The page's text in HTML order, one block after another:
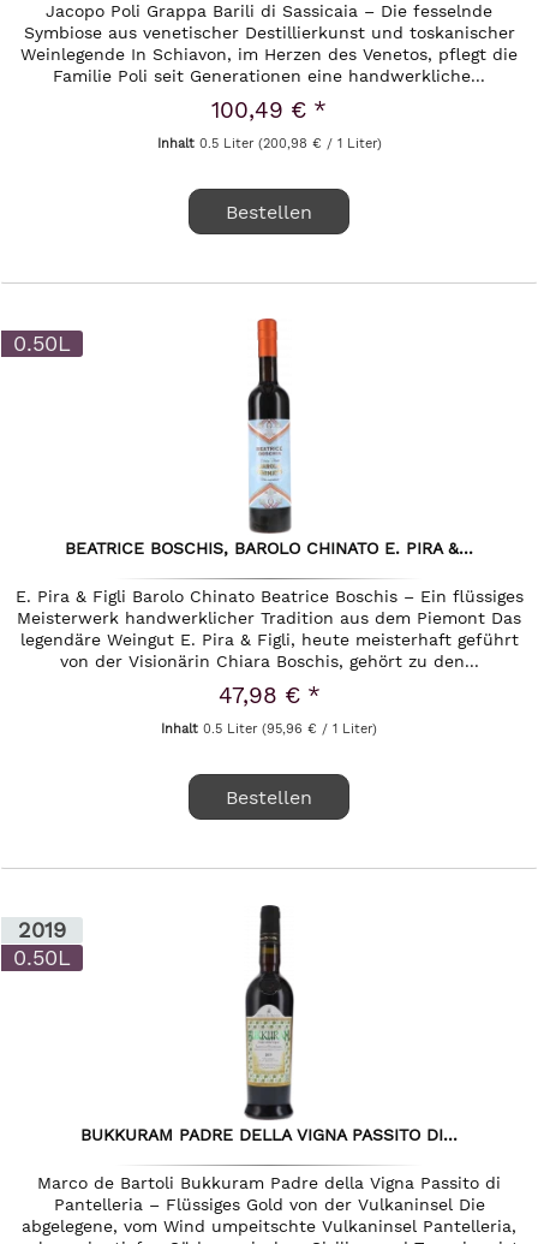
Jacopo Poli Grappa Barili di Sassicaia – Die fesselnde
Symbiose aus venetischer Destillierkunst und toskanischer
Weinlegende In Schiavon, im Herzen des Venetos, pflegt die
Familie Poli seit Generationen eine handwerkliche...
100,49 € *
Inhalt 0.5 Liter (200,98 € / 1 Liter)
Bestellen
0.50L
BEATRICE BOSCHIS, BAROLO CHINATO E. PIRA &...
E. Pira & Figli Barolo Chinato Beatrice Boschis – Ein flüssiges
Meisterwerk handwerklicher Tradition aus dem Piemont Das
legendäre Weingut E. Pira & Figli, heute meisterhaft geführt
von der Visionärin Chiara Boschis, gehört zu den...
47,98 € *
Inhalt0.5 Liter(95,96 € / 1 Liter)
Bestellen
2019
0.50L
BUKKURAM PADRE DELLA VIGNA PASSITO DI...
Marco de Bartoli Bukkuram Padre della Vigna Passito di
Pantelleria – Flüssiges Gold von der Vulkaninsel Die
abgelegene, vom Wind umpeitschte Vulkaninsel Pantelleria,